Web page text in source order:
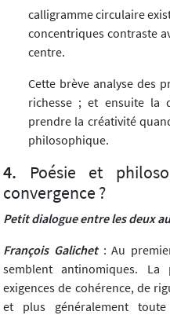
calligramme circulaire
concentriques contraste
centre.
Cette brève analyse des
richesse ; et ensuite la
prendre la créativité
philosophique.
Poésie et
convergence ?
Petit dialogue entre les deux
François Galichet: Au
semblent antinomiques. La
exigences de cohérence, de
et plus généralement